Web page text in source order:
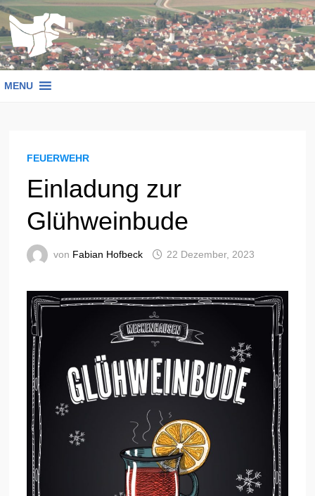
Zum
Inhalt
springen
MENU
FEUERWEHR
Einladung zur
Glühweinbude
von Fabian Hofbeck 22 Dezember, 2023